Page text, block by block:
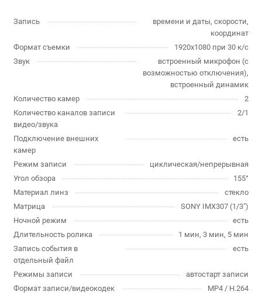
Запись
времени и даты, скорости,
координат
Формат съемки
1920x1080 при 30 к/с
Звук
встроенный микрофон (с
возможностью отключения),
встроенный динамик
Количество камер
2
Количество каналов записи
видео/звука
2/1
Подключение внешних
камер
есть
Режим записи
циклическая/непрерывная
Угол обзора
155°
Материал линз
стекло
Матрица
SONY IMX307 (1/3″)
Ночной режим
есть
Длительность ролика
1 мин, 3 мин, 5 мин
Запись события в
отдельный файл
есть
Режимы записи
автостарт записи
Формат записи/видеокодек
MP4 / H.264